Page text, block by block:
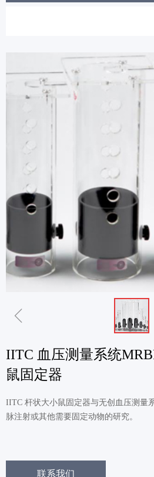
ꁆ
IITC 血压测量系统
鼠固定器
IITC 杆状大小鼠固定器与无创血压测量
脉注射或其他需要固定动物的研究。
联系我们